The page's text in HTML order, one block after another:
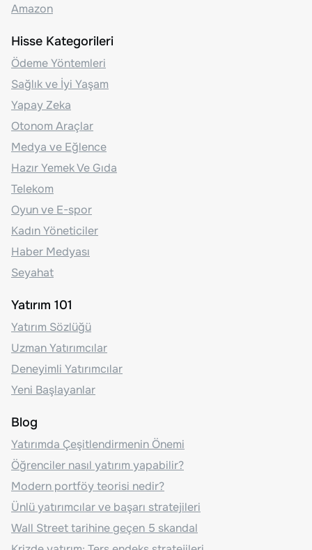
Amazon
Hisse Kategorileri
Ödeme Yöntemleri
Sağlık ve İyi Yaşam
Yapay Zeka
Otonom Araçlar
Medya ve Eğlence
Hazır Yemek Ve Gıda
Telekom
Oyun ve E-spor
Kadın Yöneticiler
Haber Medyası
Seyahat
Yatırım 101
Yatırım Sözlüğü
Uzman Yatırımcılar
Deneyimli Yatırımcılar
Yeni Başlayanlar
Blog
Yatırımda Çeşitlendirmenin Önemi
Öğrenciler nasıl yatırım yapabilir?
Modern portföy teorisi nedir?
Ünlü yatırımcılar ve başarı stratejileri
Wall Street tarihine geçen 5 skandal